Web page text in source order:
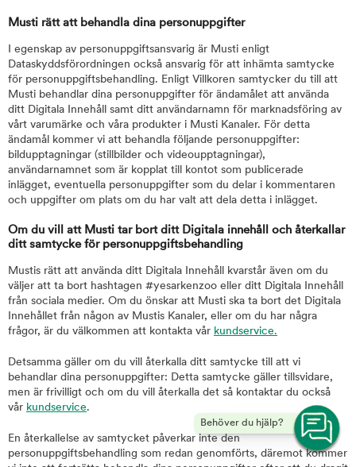
Musti rätt att behandla dina personuppgifter
I egenskap av personuppgiftsansvarig är Musti enligt
Dataskyddsförordningen också ansvarig för att inhämta samtycke
för personuppgiftsbehandling. Enligt Villkoren samtycker du till att
Musti behandlar dina personuppgifter för ändamålet att använda
ditt Digitala Innehåll samt ditt användarnamn för marknadsföring av
vårt varumärke och våra produkter i Musti Kanaler. För detta
ändamål kommer vi att behandla följande personuppgifter:
bildupptagningar (stillbilder och videoupptagningar),
användarnamnet som är kopplat till kontot som publicerade
inlägget, eventuella personuppgifter som du delar i kommentaren
och uppgifter om plats om du har valt att dela detta i inlägget.
Om du vill att Musti tar bort ditt Digitala innehåll och återkallar
ditt samtycke för personuppgiftsbehandling
Mustis rätt att använda ditt Digitala Innehåll kvarstår även om du
väljer att ta bort hashtagen #yesarkenzoo eller ditt Digitala Innehåll
från sociala medier. Om du önskar att Musti ska ta bort det Digitala
Innehållet från någon av Mustis Kanaler, eller om du har några
frågor, är du välkommen att kontakta vår kundservice.
Detsamma gäller om du vill återkalla ditt samtycke till att vi
behandlar dina personuppgifter: Detta samtycke gäller tillsvidare,
men är frivilligt och om du vill återkalla det så kontaktar du också
vår kundservice.
En återkallelse av samtycket påverkar inte den
personuppgiftsbehandling som redan genomförts, däremot kommer
Behöver du hjälp?